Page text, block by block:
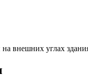
внешних углах